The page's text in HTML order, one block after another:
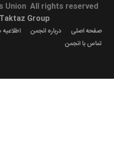
Union All rights reserved
Group
صفحه اصلی درباره انجمن اطلاعیه
تماس با انجمن